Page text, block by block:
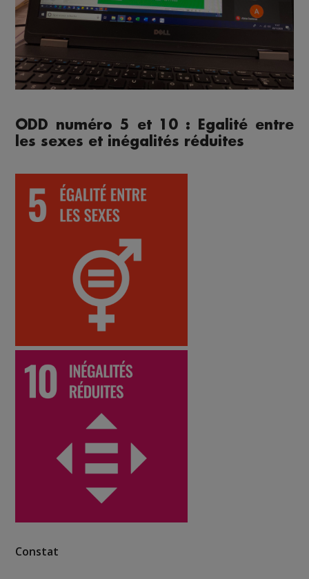
ODD numéro 5 et 10 : Egalité entre
les sexes et inégalités réduites
Constat